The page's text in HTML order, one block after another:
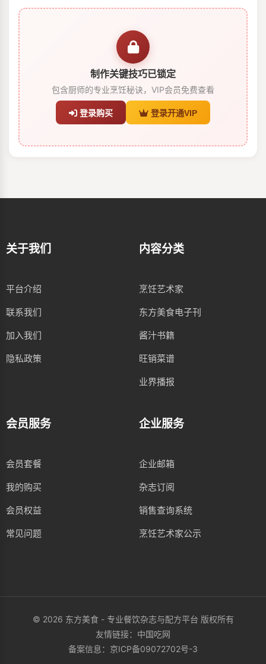
制作关键技巧已锁定
包含厨师的专业烹饪秘诀，VIP会员免费查看
登录购买 登录开通VIP
关于我们
平台介绍
联系我们
加入我们
隐私政策
内容分类
烹饪艺术家
东方美食电子刊
酱汁书籍
旺销菜谱
业界播报
会员服务
会员套餐
我的购买
会员权益
常见问题
企业服务
企业邮箱
杂志订阅
销售查询系统
烹饪艺术家公示
© 2026 东方美食 - 专业餐饮杂志与配方平台 版权所有
友情链接： 中国吃网
备案信息： 京ICP备09072702号-3